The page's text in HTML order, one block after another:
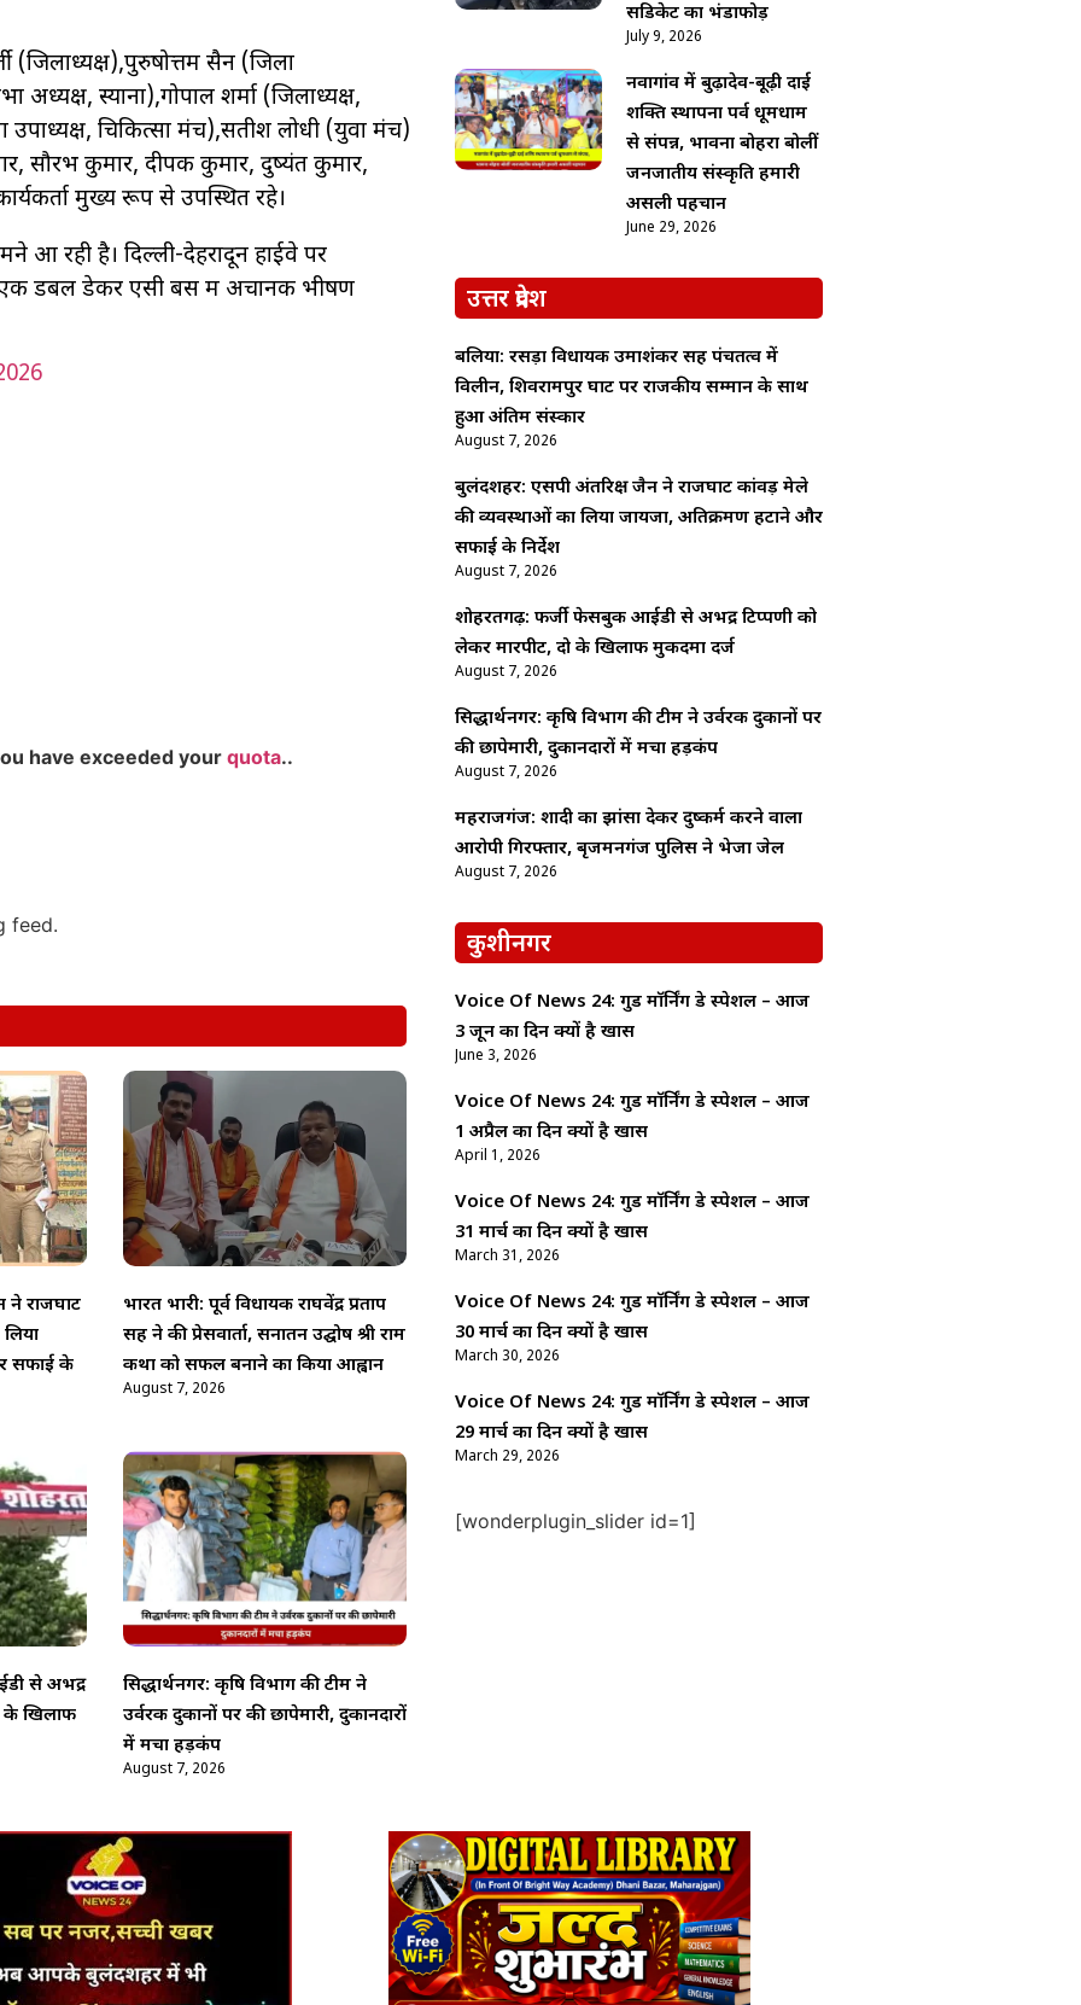
(जिलाध्यक्ष),पुरुषोत्तम सैन (जिला
स्याना),गोपाल शर्मा (जिलाध्यक्ष,
चिकित्सा मंच),सतीश लोधी (युवा मंच)
सौरभ कुमार, दीपक कुमार, दुष्यंत कुमार,
मुख्य रूप से उपस्थित रहे।
रही है। दिल्ली-देहरादून हाईवे पर
एक डबल डेकर एसी बस में अचानक भीषण
have exceeded your quota..
feed.
ने राजघाट
सफाई के
भारत भारी: पूर्व विधायक राघवेंद्र प्रताप
सिंह ने की प्रेसवार्ता, सनातन उद्घोष श्री राम
कथा को सफल बनाने का किया आह्वान
August 7, 2026
से अभद्र
के खिलाफ
सिद्धार्थनगर: कृषि विभाग की टीम ने
उर्वरक दुकानों पर की छापेमारी, दुकानदारों
में मचा हड़कंप
August 7, 2026
सिंडिकेट का भंडाफोड़
July 9, 2026
नवागांव में बुढ़ादेव-बूढ़ी दाई
शक्ति स्थापना पर्व धूमधाम
से संपन्न, भावना बोहरा बोलीं
जनजातीय संस्कृति हमारी
असली पहचान
June 29, 2026
उत्तर प्रदेश
बलिया: रसड़ा विधायक उमाशंकर सिंह पंचतत्व में
विलीन, शिवरामपुर घाट पर राजकीय सम्मान के साथ
हुआ अंतिम संस्कार
August 7, 2026
बुलंदशहर: एसपी अंतरिक्ष जैन ने राजघाट कांवड़ मेले
की व्यवस्थाओं का लिया जायजा, अतिक्रमण हटाने और
सफाई के निर्देश
August 7, 2026
शोहरतगढ़: फर्जी फेसबुक आईडी से अभद्र टिप्पणी को
लेकर मारपीट, दो के खिलाफ मुकदमा दर्ज
August 7, 2026
सिद्धार्थनगर: कृषि विभाग की टीम ने उर्वरक दुकानों पर
की छापेमारी, दुकानदारों में मचा हड़कंप
August 7, 2026
महराजगंज: शादी का झांसा देकर दुष्कर्म करने वाला
आरोपी गिरफ्तार, बृजमनगंज पुलिस ने भेजा जेल
August 7, 2026
कुशीनगर
Voice Of News 24: गुड माॅर्निंग डे स्पेशल – आज
3 जून का दिन क्यों है खास
June 3, 2026
Voice Of News 24: गुड माॅर्निंग डे स्पेशल – आज
1 अप्रैल का दिन क्यों है खास
April 1, 2026
Voice Of News 24: गुड माॅर्निंग डे स्पेशल – आज
31 मार्च का दिन क्यों है खास
March 31, 2026
Voice Of News 24: गुड माॅर्निंग डे स्पेशल – आज
30 मार्च का दिन क्यों है खास
March 30, 2026
Voice Of News 24: गुड माॅर्निंग डे स्पेशल – आज
29 मार्च का दिन क्यों है खास
March 29, 2026
[wonderplugin_slider id=1]